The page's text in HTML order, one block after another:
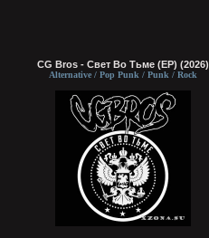
CG Bros - Свет Во Тьме (EP) (2026)
Alternative / Pop Punk / Punk / Rock